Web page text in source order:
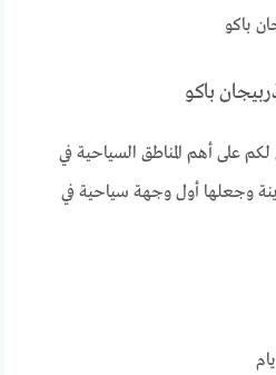
باكو
باكو
على أهم المناطق السياحية في
وجعلها أول وجهة سياحية في